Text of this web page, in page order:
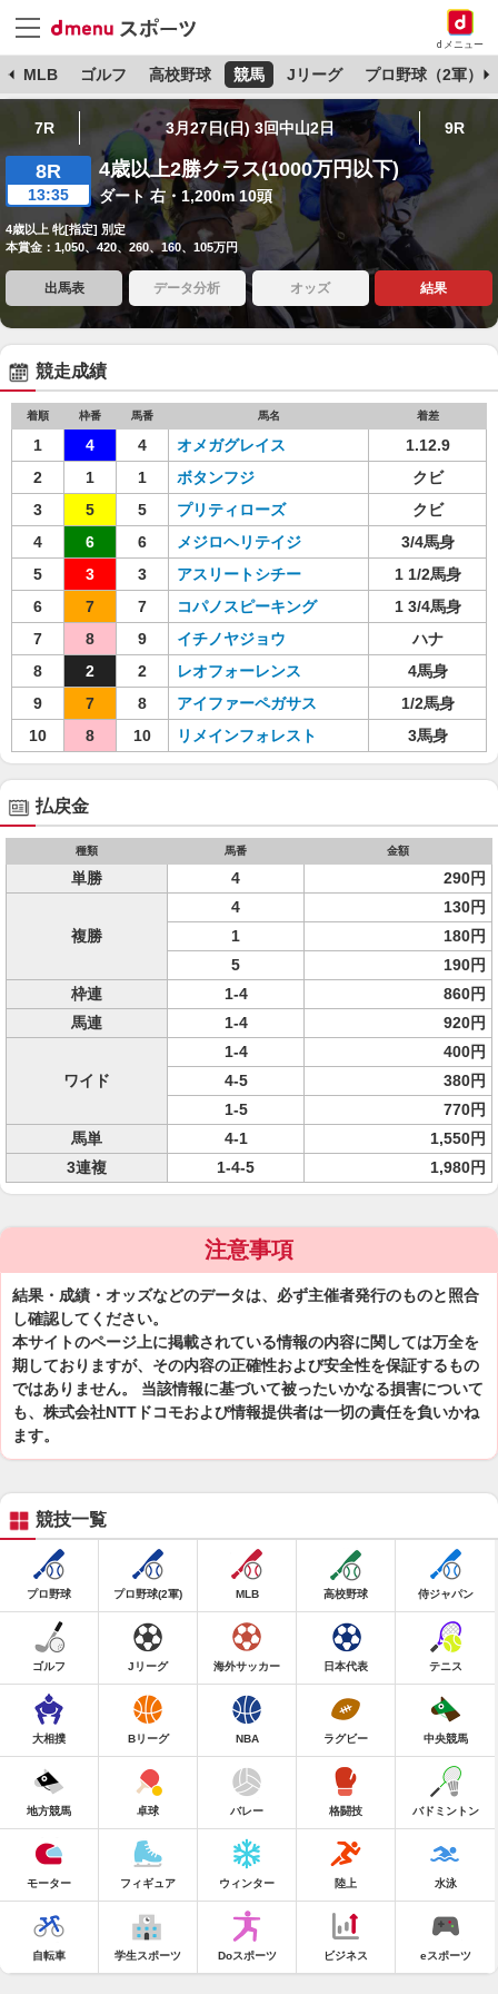
dメニュー
MLB ゴルフ 高校野球 競馬 Jリーグ プロ野球（2軍）
7R 3月27日(日) 3回中山2日 9R
8R
13:35
4歳以上2勝クラス(1000万円以下)
ダート 右・1,200m 10頭
4歳以上 牝[指定] 別定
本賞金：1,050、420、260、160、105万円
出馬表 データ分析 オッズ 結果
競走成績
着順 枠番 馬番 馬名 着差
1 4 4 オメガグレイス
1.12.9
2
1 1 ボタンフジ
クビ
3
5 5 プリティローズ
クビ
4
6 6 メジロヘリテイジ
3/4馬身
5
3 3 アスリートシチー
1 1/2馬身
6
7 7 コパノスピーキング
1 3/4馬身
7
8 9 イチノヤジョウ
ハナ
8
2 2 レオフォーレンス
4馬身
9
7 8 アイファーペガサス
1/2馬身
10
8 10 リメインフォレスト 3馬身
払戻金
種類 馬番 金額
単勝 4 290円
複勝
4
130円
1
180円
5
190円
枠連
1-4
860円
馬連
1-4 920円
ワイド
1-4
400円
4-5
380円
1-5
770円
馬単
4-1
1,550円
3連複
1-4-5 1,980円
注意事項
結果・成績・オッズなどのデータは、必ず主催者発行のものと照合
し確認してください。
本サイトのページ上に掲載されている情報の内容に関しては万全を
期しておりますが、その内容の正確性および安全性を保証するもの
ではありません。 当該情報に基づいて被ったいかなる損害について
も、株式会社NTTドコモおよび情報提供者は一切の責任を負いかね
ます。
競技一覧
プロ野球 プロ野球(2軍) MLB 高校野球 侍ジャパン
ゴルフ Jリーグ 海外サッカー 日本代表 テニス
大相撲 Bリーグ NBA ラグビー 中央競馬
地方競馬 卓球 バレー 格闘技 バドミントン
モーター フィギュア ウィンター 陸上 水泳
自転車 学生スポーツ Doスポーツ ビジネス eスポーツ